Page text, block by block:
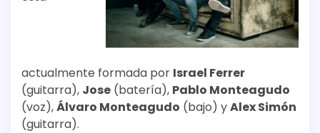
actualmente formada por Israel Ferrer
(guitarra), Jose (batería), Pablo Monteagudo
(voz),Álvaro Monteagudo (bajo) yAlex Simón
(guitarra).